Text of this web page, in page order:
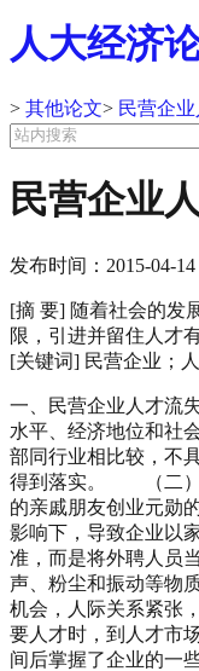
人大经济
> 其他论文> 民营企
民营企业
发布时间： 2015-04-14
[摘 要] 随着社会的发
限，引进并留住人才
[关键词] 民营企业；
一、民营企业人才流
水平、经济地位和社
部同行业相比较，不
得到落实。 （二）
的亲戚朋友创业元勋
影响下，导致企业以
准，而是将外聘人员
声、粉尘和振动等物
机会，人际关系紧张
要人才时，到人才市
间后掌握了企业的